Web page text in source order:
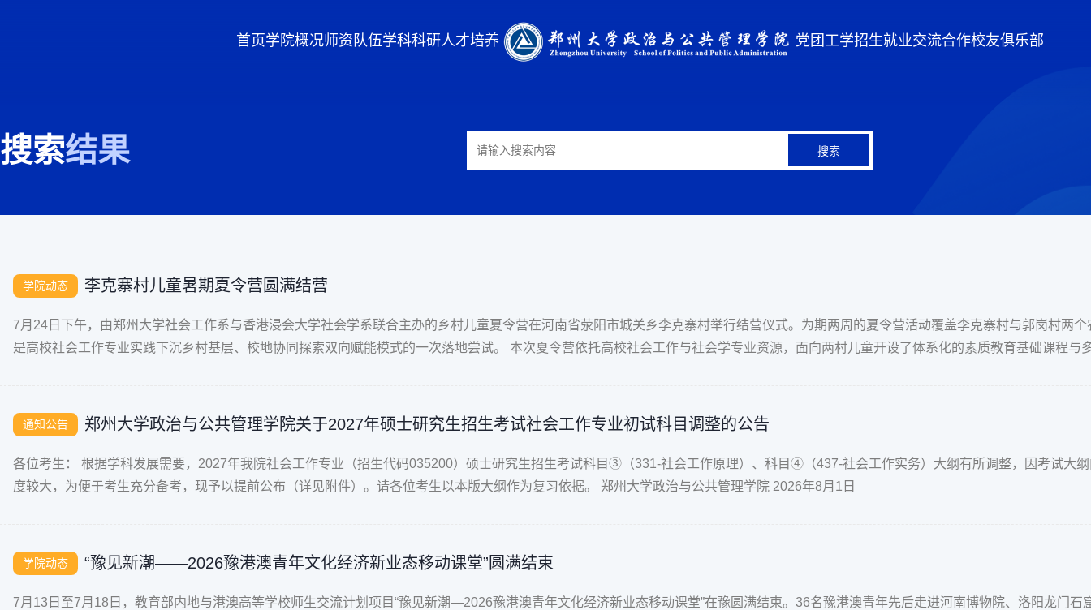
首页学院概况师资队伍学科科研人才培养 党团工学招生就业交流合作校友俱乐部
搜索结果 搜索
学院动态 李克寨村儿童暑期夏令营圆满结营
7月24日下午，由郑州大学社会工作系与香港浸会大学社会学系联合主办的乡村儿童夏令营在河南省荥阳市城关乡李克寨村举行结营仪式。为期两周的夏令营活动覆盖李克寨村与郭岗村两个
是高校社会工作专业实践下沉乡村基层、校地协同探索双向赋能模式的一次落地尝试。 本次夏令营依托高校社会工作与社会学专业资源，面向两村儿童开设了体系化的素质教育基础课程与
通知公告 郑州大学政治与公共管理学院关于2027年硕士研究生招生考试社会工作专业初试科目调整的公告
各位考生： 根据学科发展需要，2027年我院社会工作专业（招生代码035200）硕士研究生招生考试科目③（331-社会工作原理）、科目④（437-社会工作实务）大纲有所调整，因考试大
度较大，为便于考生充分备考，现予以提前公布（详见附件）。请各位考生以本版大纲作为复习依据。 郑州大学政治与公共管理学院 2026年8月1日
学院动态 “豫见新潮——2026豫港澳青年文化经济新业态移动课堂”圆满结束
7月13日至7月18日，教育部内地与港澳高等学校师生交流计划项目“豫见新潮—2026豫港澳青年文化经济新业态移动课堂”在豫圆满结束。36名豫港澳青年先后走进河南博物院、洛阳龙门石